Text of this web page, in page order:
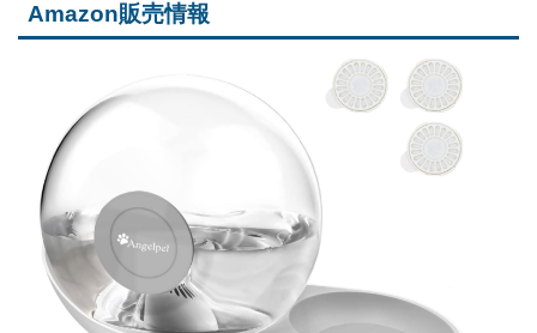
Amazon販売情報